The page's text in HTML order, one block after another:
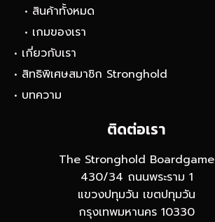
• สินค้าทั้งหมด
• เกมของเรา
• เกี่ยวกับเรา
• สิทธิพิเศษสมาชิก Stronghold
• บทความ
ติดต่อเรา
The Stronghold Boardgame
430/34 ถนนพระราม 1
แขวงปทุมวัน เขตปทุมวัน
กรุงเทพมหานคร 10330